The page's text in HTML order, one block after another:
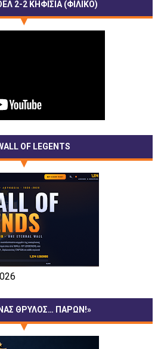
2-2 ΚΗΦΙΣΙΑ (ΦΙΛΙΚΟ)
OF LEGENTS
ΘΡΥΛΟΣ… ΠΑΡΩΝ!»